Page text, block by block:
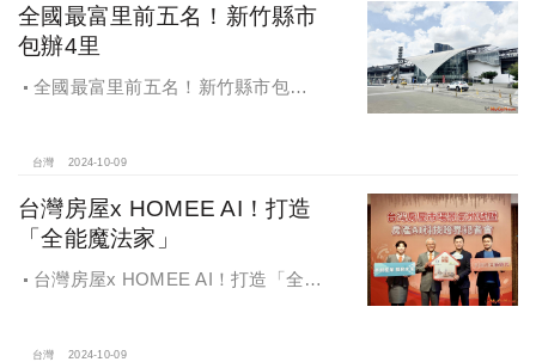
全國最富里前五名！新竹縣市
包辦4里
全國最富里前五名！新竹縣市包辦4
台灣 2024-10-09
台灣房屋x HOMEE AI！打造
「全能魔法家」
台灣房屋x HOMEE AI！打造「全能
台灣 2024-10-09